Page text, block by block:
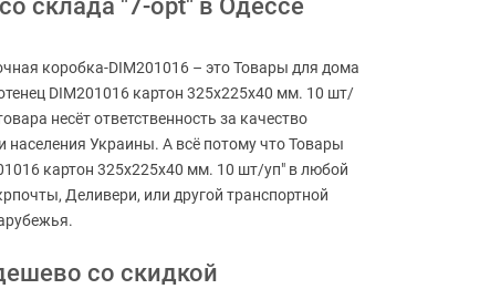
коробка-DIM201016 – это Товары для дома
DIM201016 картон 325х225х40 мм. 10 шт/
несёт ответственность за качество
населения Украины. А всё потому что Товары
картон 325х225х40 мм. 10 шт/уп" в любой
Деливери, или другой транспортной
со скидкой